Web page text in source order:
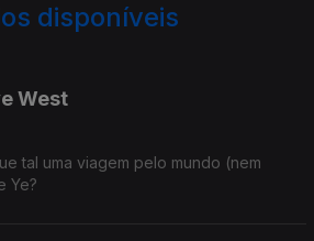
disponíveis
West
tal uma viagem pelo mundo (nem
Ye?